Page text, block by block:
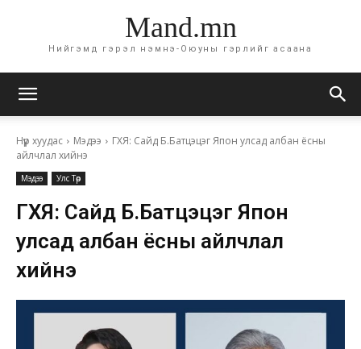
Mand.mn
Нийгэмд гэрэл нэмнэ-Оюуны гэрлийг асаана
Нүүр хуудас Мэдээ
ГХЯ: Сайд Б.Батцэцэг Япон улсад албан ёсны
айлчлал хийнэ
Мэдээ Улс Төр
ГХЯ: Сайд Б.Батцэцэг Япон
улсад албан ёсны айлчлал
хийнэ